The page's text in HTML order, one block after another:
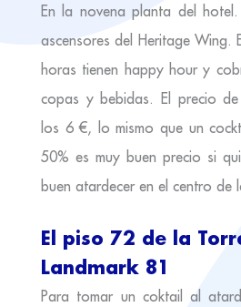
En la novena planta del
ascensores del Heritage Wing.
horas tienen happy hour y
copas y bebidas. El precio
los 6 €, lo mismo que un
50% es muy buen precio si
buen atardecer en el centro de
El piso 72 de la
Landmark 81
Para tomar un coktail al